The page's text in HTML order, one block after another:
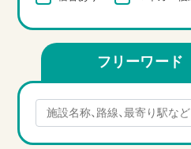
フリーワード